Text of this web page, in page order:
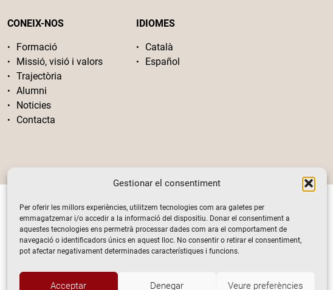
Gestionar el consentiment
Per oferir les millors experiències, utilitzem tecnologies com ara galetes per
emmagatzemar i/o accedir a la informació del dispositiu. Donar el consentiment a
aquestes tecnologies ens permetrà processar dades com ara el comportament de
navegació o identificadors únics en aquest lloc. No consentir o retirar el consentiment,
pot afectar negativament determinades característiques i funcions.
Acceptar Denegar Veure preferències
CONEIX-NOS
Formació
Missió, visió i valors
Trajectòria
Alumni
Noticies
Contacta
IDIOMES
Català
Español